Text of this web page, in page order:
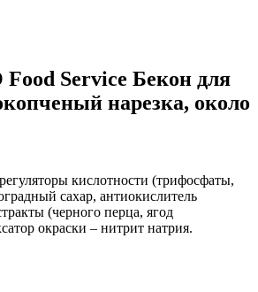
Service Бекон для
нарезка, около
кислотности (трифосфаты,
сахар, антиокислитель
(черного перца, ягод
окраски – нитрит натрия.